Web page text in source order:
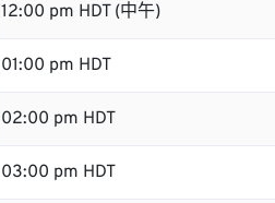
12:00 pm HDT (中午)
01:00 pm HDT
02:00 pm HDT
03:00 pm HDT